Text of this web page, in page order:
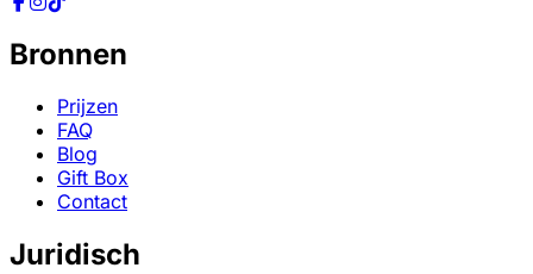
Bronnen
Prijzen
FAQ
Blog
Gift Box
Contact
Juridisch